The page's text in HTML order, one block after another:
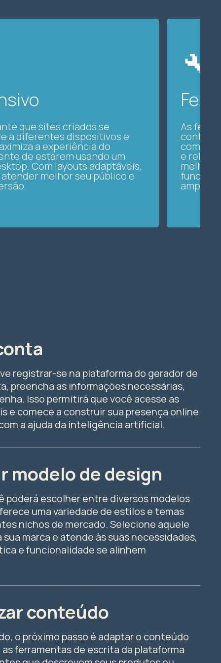
que sites criados se
a diferentes dispositivos e
a experiência do
de estarem usando um
Com layouts adaptáveis,
melhor seu público e
🔧
As
como
e
amplo e
registrar-se na plataforma do gerador de
preencha as informações necessárias,
Isso permitirá que você acesse as
e comece a construir sua presença online
a ajuda da inteligência artificial.
modelo de design
poderá escolher entre diversos modelos
uma variedade de estilos e temas
nichos de mercado. Selecione aquele
marca e atende às suas necessidades,
e funcionalidade se alinhem
conteúdo
o próximo passo é adaptar o conteúdo
ferramentas de escrita da plataforma